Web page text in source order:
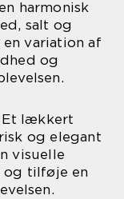
harmonisk
salt og
variation af
og
Et lækkert
og elegant
visuelle
og tilføje en